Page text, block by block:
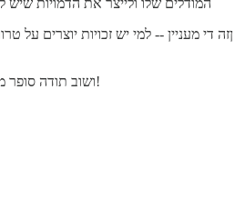
המודלים שלו ולייצר את הדמויות שיש
ןזה די מעניין -- למי יש זכויות יוצרים על
ושוב תודה סופר מעניין. מחכה לזה כל יום שישי!